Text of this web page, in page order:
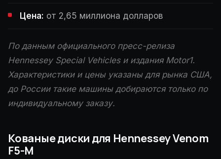
Цена: от 2,65 миллиона долларов
По данным официального пресс-релиза
Hennessey Special Vehicles и издания Motor1.
Характеристики и цены указаны для рынка США,
до России такие машины добираются только по
индивидуальному заказу.
Кованые диски для Hennessey Venom
F5-M